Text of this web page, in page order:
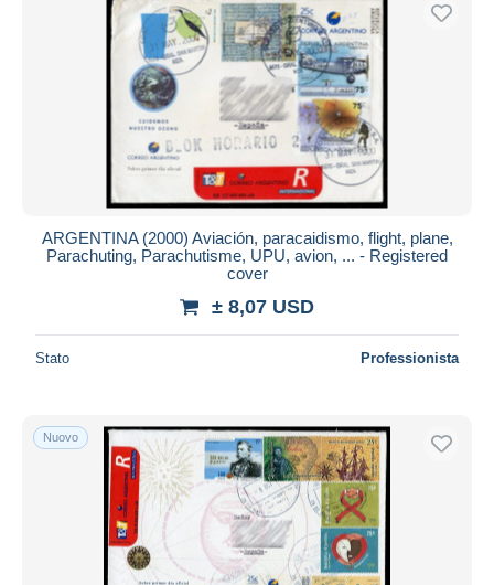
Spedizione gratuita
Metodi di pagamento
PayPal
Bonifico bancario
Visa
Mastercard
Bancontact
iDeal
Residenza del venditore
Aggiorna
ARGENTINA (2000) Aviación, paracaidismo, flight, plane,
Parachuting, Parachutisme, UPU, avion, ... - Registered
cover
± 8,07 USD
Stato Professionista
Nuovo